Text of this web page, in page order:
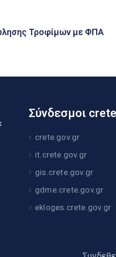
Τροφίμων με ΦΠΑ
Σύνδεσμοι
crete.gov.gr
it.crete.gov.gr
gis.crete.gov.gr
gdme.crete.gov.gr
ekloges.crete.gov.gr